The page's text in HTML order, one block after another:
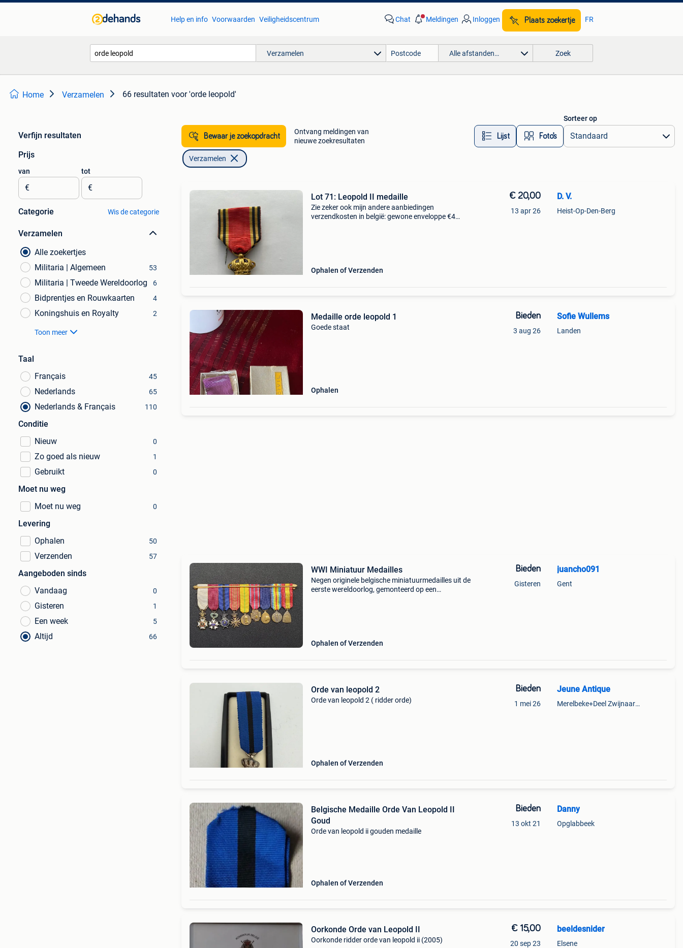
Help en info Voorwaarden Veiligheidscentrum Chat Meldingen Inloggen Plaats zoekertje FR
Verzamelen Alle afstanden… Zoek
Home Verzamelen 66 resultaten voor 'orde leopold'
Verfijn resultaten
Prijs
van
€
tot
€
Categorie Wis de categorie
Verzamelen
Alle zoekertjes
Militaria | Algemeen
53
Militaria | Tweede Wereldoorlog 6
Bidprentjes en Rouwkaarten 4
Koningshuis en Royalty 2
Toon meer
Taal
Français
45
Nederlands 65
Nederlands & Français 110
Conditie
Nieuw
0
Zo goed als nieuw 1
Gebruikt 0
Moet nu weg
Moet nu weg
0
Levering
Ophalen
50
Verzenden 57
Aangeboden sinds
Vandaag
0
Gisteren 1
Een week 5
Altijd 66
Bewaar je zoekopdracht
Ontvang meldingen van
nieuwe zoekresultaten
Lijst Foto’s
Sorteer op
Verzamelen
Lot 71: Leopold II medaille
Zie zeker ook mijn andere aanbiedingen
verzendkosten in belgië: gewone enveloppe €4
Ophalen of Verzenden
€ 20,00
13 apr 26
D. V.
Heist-Op-Den-Berg
Medaille orde leopold 1
Goede staat
Ophalen
Bieden
3 aug 26
Sofie Wullems
Landen
WWI Miniatuur Medailles
Negen originele belgische miniatuurmedailles uit de
eerste wereldoorlog, gemonteerd op een
Ophalen of Verzenden
Bieden
Gisteren
juancho091
Gent
Orde van leopold 2
Orde van leopold 2 ( ridder orde)
Ophalen of Verzenden
Bieden
1 mei 26
Jeune Antique
Merelbeke+Deel Zwijnaarde
Belgische Medaille Orde Van Leopold II
Goud
Orde van leopold ii gouden medaille
Ophalen of Verzenden
Bieden
13 okt 21
Danny
Opglabbeek
Oorkonde Orde van Leopold II
Oorkonde ridder orde van leopold ii (2005)
€ 15,00
20 sep 23
beeldesnider
Elsene